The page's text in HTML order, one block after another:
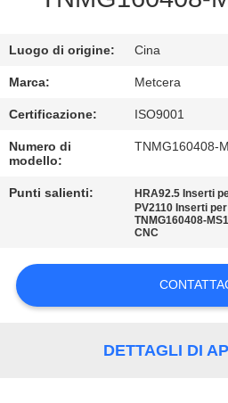
CHIEDI UN
PREVENTIVO
DEL
SITO
SULLA
PRIVACY
Luogo di origine: Cina
Marca: Metcera
Certificazione: ISO9001
Numero di
modello:
TNMG160408-
Punti salienti: HRA92.5 Inserti
PV2110 Inserti
TNMG160408-
CNC
DETTAGLI DI